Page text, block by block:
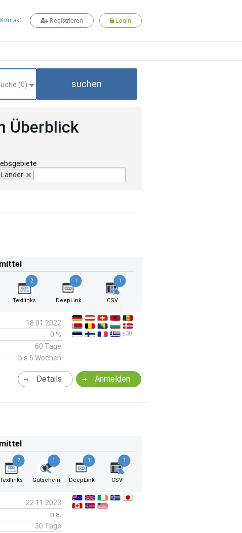
Kontakt Registrieren Login
(0) suchen
Überblick
2
Textlinks
1
DeepLink
1
CSV
18.01.2022
0 %
60 Tage
bis 6 Wochen
+30
Anmelden
Details
2
Textlinks
1
Gutschein
1
DeepLink
1
CSV
22.11.2023
n.a.
30 Tage